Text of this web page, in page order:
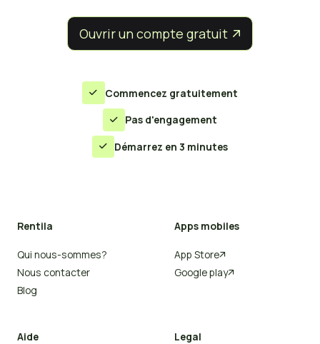
Ouvrir un compte gratuit 
 Commencez gratuitement
 Pas d'engagement
 Démarrez en 3 minutes
Rentila
Qui nous-sommes?
Nous contacter
Blog
Apps mobiles
App Store
Google play
Aide Legal